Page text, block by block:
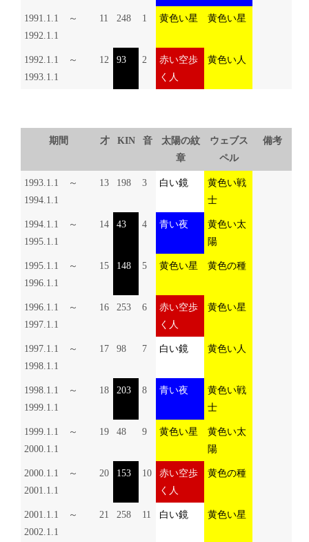
1991.1.1 ～
1992.1.1
11 248 1 黄色い星 黄色い星
1992.1.1 ～
1993.1.1
12 93 2
赤い空歩
く人
黄色い人
期間 才 KIN 音
太陽の紋
章
ウェブス
ペル
備考
1993.1.1 ～
1994.1.1
13 198 3 白い鏡
黄色い戦
士
1994.1.1 ～
1995.1.1
14 43 4 青い夜
黄色い太
陽
1995.1.1 ～
1996.1.1
15 148 5 黄色い星 黄色の種
1996.1.1 ～
1997.1.1
16 253 6
赤い空歩
く人
黄色い星
1997.1.1 ～
1998.1.1
17 98 7 白い鏡 黄色い人
1998.1.1 ～
1999.1.1
18 203 8 青い夜
黄色い戦
士
1999.1.1 ～
2000.1.1
19 48 9 黄色い星
黄色い太
陽
2000.1.1 ～
2001.1.1
20 153 10
赤い空歩
く人
黄色の種
2001.1.1 ～
2002.1.1
21 258 11 白い鏡 黄色い星